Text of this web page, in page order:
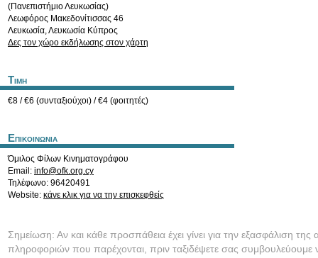
(Πανεπιστήμιο Λευκωσίας)
Λεωφόρος Μακεδονίτισσας 46
Λευκωσία,Λευκωσία Κύπρος
Δες τον χώρο εκδήλωσης στον χάρτη
Τιμη
€8 / €6 (συνταξιούχοι) / €4 (φοιτητές)
Επικοινωνια
Όμιλος Φίλων Κινηματογράφου
Email: info@ofk.org.cy
Τηλέφωνο: 96420491
Website: κάνε κλικ για να την επισκεφθείς
Σημείωση: Αν και κάθε προσπάθεια έχει γίνει για την εξασφάλιση της
πληροφοριών που παρέχονται, πριν ταξιδέψετε σας συμβουλεύουμε